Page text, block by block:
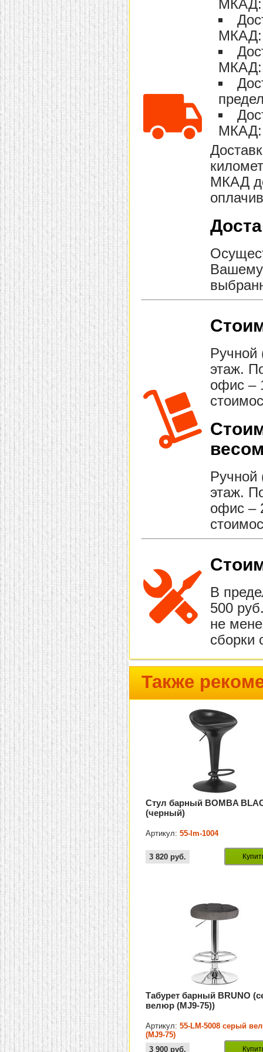
домашнем использовании.
Эта мебель имеет
некоторые преимущества
перед той же стенкой для
гостиной, к примеру,
поскольку она более
легкая и не загромождает
пространство. В спальне
этот предмет можно
поставить у изголовья
кровати, чтобы заполнить
пустующее там
место. Также стеллажи
очень часто используют в
качестве разграничителей
комнаты, например, на
рабочую зону и
пространство для отдыха.
Особенно это актуально
для однокомнатных
квартир.
МКАД:
МКАД:
МКАД:
МКАД:
МКАД
Вашему
Ручной
этаж.
офис –
Ручной
этаж.
офис –
В
500
не
сборки
Также
Стул барный BOMBA
(черный)
Артикул:55-lm-1004
3 820 руб.
Табурет барный BRUNO
велюр (MJ9-75))
Артикул:55-LM-5008 серый
(MJ9-75)
3 900 руб.